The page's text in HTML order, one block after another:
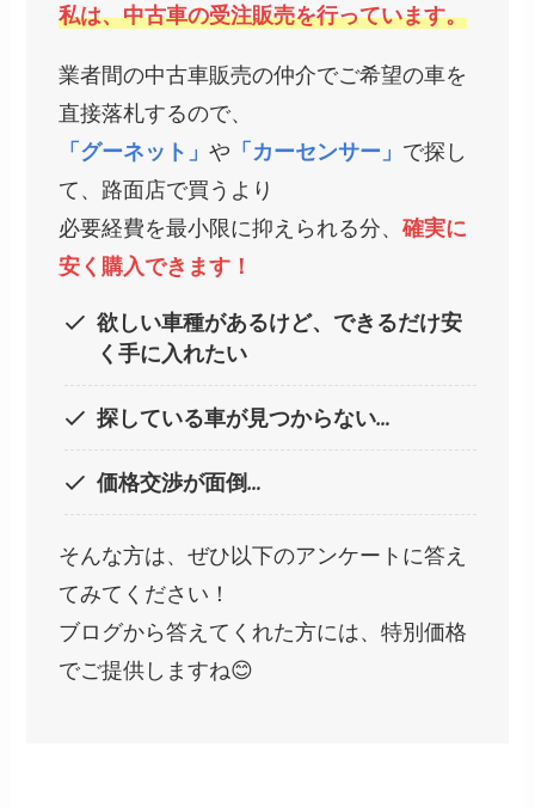
私は、中古車の受注販売を行っています。
業者間の中古車販売の仲介でご希望の車を
直接落札するので、
「グーネット」や 「カーセンサー」 で探し
て、路面店で買うより
必要経費を最小限に抑えられる分、確実に
安く購入できます！
欲しい車種があるけど、できるだけ安
く手に入れたい
探している車が見つからない…
価格交渉が面倒…
そんな方は、ぜひ以下のアンケートに答え
てみてください！
ブログから答えてくれた方には、特別価格
でご提供しますね😊